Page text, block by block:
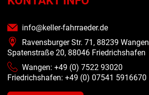
info@keller-fahrraeder.de
Ravensburger Str. 71, 88239 Wangen
Spatenstraße 20, 88046 Friedrichshafen
Wangen: +49 (0) 7522 93020
Friedrichshafen: +49 (0) 07541 5916670